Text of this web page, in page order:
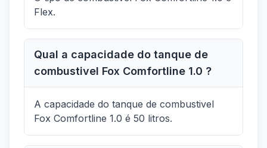
Flex.
Qual a capacidade do tanque de
combustivel Fox Comfortline 1.0 ?
A capacidade do tanque de combustivel
Fox Comfortline 1.0 é 50 litros.